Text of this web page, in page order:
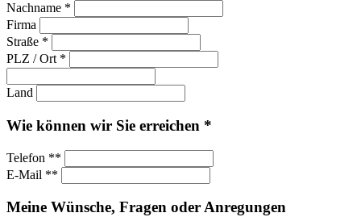
Nachname *
Firma
Straße *
PLZ / Ort *
Land
Wie können wir Sie erreichen *
Telefon **
E-Mail **
Meine Wünsche, Fragen oder Anregungen